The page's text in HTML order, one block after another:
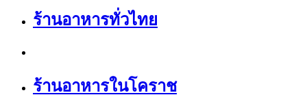
ร้านอาหารทั่วไทย
ร้านอาหารในโคราช